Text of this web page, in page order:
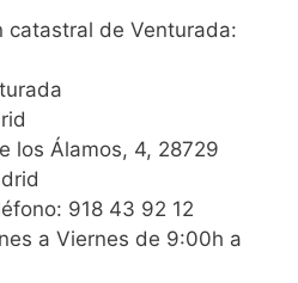
catastral de Venturada:
los Álamos, 4, 28729
918 43 92 12
a Viernes de 9:00h a